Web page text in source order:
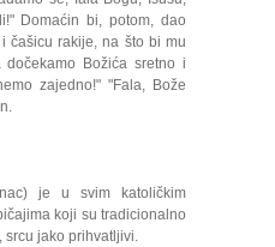
Domaćin bi, potom, dao
čašicu rakije, na što bi mu
Božića sretno i
zajedno!" "Fala, Bože
je u svim katoličkim
koji su tradicionalno
srcu jako prihvatljivi.